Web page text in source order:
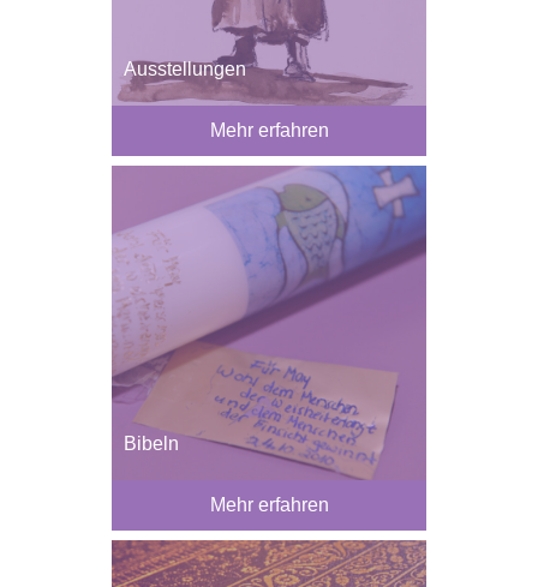
Ausstellungen
Mehr erfahren
Bibeln
Mehr erfahren